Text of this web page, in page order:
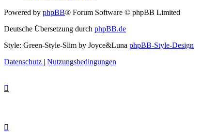
Powered by phpBB® Forum Software © phpBB Limited
Deutsche Übersetzung durch phpBB.de
Style: Green-Style-Slim by Joyce&Luna phpBB-Style-Design
Datenschutz | Nutzungsbedingungen